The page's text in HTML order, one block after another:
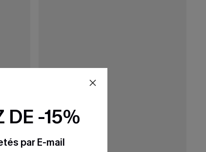
DE -15%
par E-mail